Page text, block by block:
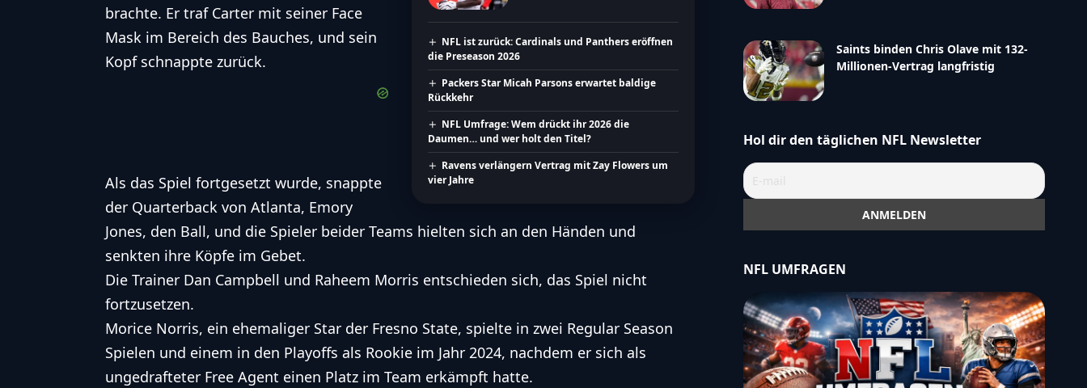
NFL ist zurück: Cardinals und Panthers eröffnen
die Preseason 2026
Packers Star Micah Parsons erwartet baldige
Rückkehr
NFL Umfrage: Wem drückt ihr 2026 die
Daumen… und wer holt den Titel?
Ravens verlängern Vertrag mit Zay Flowers um
vier Jahre
brachte. Er traf Carter mit seiner Face
Mask im Bereich des Bauches, und sein
Kopf schnappte zurück.
Als das Spiel fortgesetzt wurde, snappte
der Quarterback von Atlanta, Emory
Jones, den Ball, und die Spieler beider Teams hielten sich an den Händen und
senkten ihre Köpfe im Gebet.
Die Trainer Dan Campbell und Raheem Morris entschieden sich, das Spiel nicht
fortzusetzen.
Morice Norris, ein ehemaliger Star der Fresno State, spielte in zwei Regular Season
Spielen und einem in den Playoffs als Rookie im Jahr 2024, nachdem er sich als
ungedrafteter Free Agent einen Platz im Team erkämpft hatte.
Saints binden Chris Olave mit 132-
Millionen-Vertrag langfristig
Hol dir den täglichen NFL Newsletter
NFL UMFRAGEN